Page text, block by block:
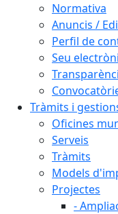
Normativa
Anuncis /
Perfil de
Seu
Tràmits i
Oficines
Serveis
Tràmits
Models
Projectes
-